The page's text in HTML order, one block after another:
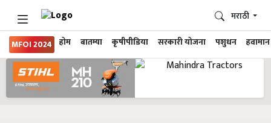
MFOI 2024 होम बातम्या कृषीपीडिया सरकारी योजना पशुधन हवामान
मराठी